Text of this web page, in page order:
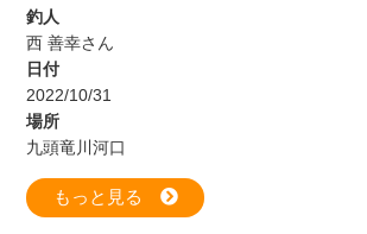
釣人
西 善幸さん
日付
2022/10/31
場所
九頭竜川河口
もっと見る